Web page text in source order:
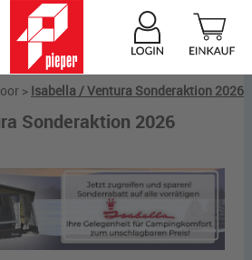
> Isabella / Ventura Sonderaktion 2026
Sonderaktion 2026